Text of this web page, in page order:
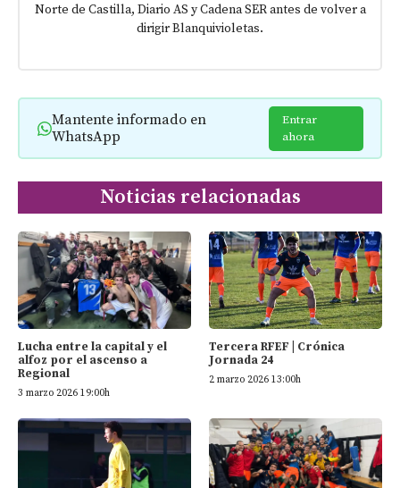
Norte de Castilla, Diario AS y Cadena SER antes de volver a
dirigir Blanquivioletas.
Mantente informado en
WhatsApp
Entrar
ahora
Noticias relacionadas
Lucha entre la capital y el
alfoz por el ascenso a
Regional
3 marzo 2026 19:00h
Tercera RFEF | Crónica
Jornada 24
2 marzo 2026 13:00h